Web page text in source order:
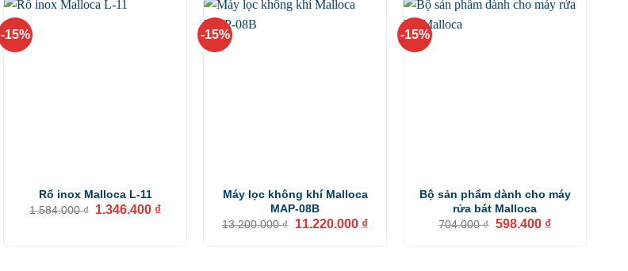
-15%
Rổ inox Malloca L-11
1.584.000₫ Giá
1.346.400 ₫Giá
-15%
Máy lọc không khí Malloca
MAP-08B
13.200.000₫
Giá
11.220.000 ₫Giá
-15%
Bộ sản phẩm dành cho máy
rửa bát Malloca
704.000₫ Giá
598.400 ₫Giá